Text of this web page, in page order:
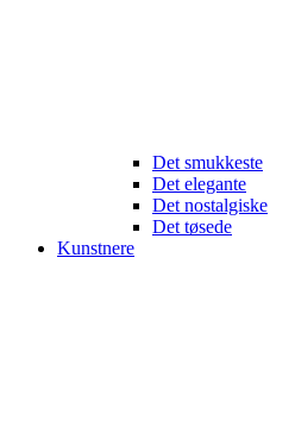
Det smukkeste
Det elegante
Det nostalgiske
Det tøsede
Kunstnere